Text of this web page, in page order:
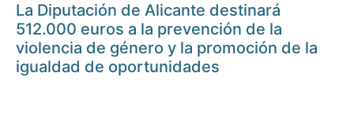
La Diputación de Alicante destinará
512.000 euros a la prevención de la
violencia de género y la promoción de la
igualdad de oportunidades